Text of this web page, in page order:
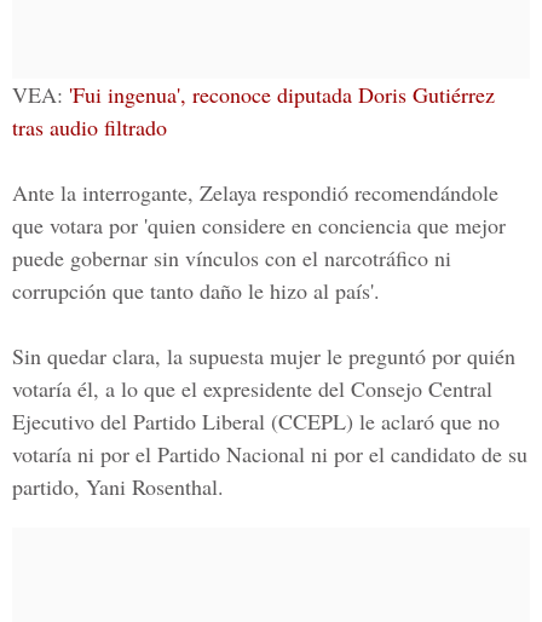
VEA: 'Fui ingenua', reconoce diputada Doris Gutiérrez
tras audio filtrado
Ante la interrogante, Zelaya respondió recomendándole
que votara por 'quien considere en conciencia que mejor
puede gobernar sin vínculos con el narcotráfico ni
corrupción que tanto daño le hizo al país'.
Sin quedar clara, la supuesta mujer le preguntó por quién
votaría él, a lo que el expresidente del Consejo Central
Ejecutivo del Partido Liberal (CCEPL) le aclaró que no
votaría ni por el Partido Nacional ni por el candidato de su
partido, Yani Rosenthal.